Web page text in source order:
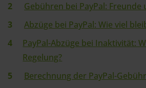
Gebühren bei PayPal: Freunde
Abzüge bei PayPal: Wie viel
PayPal-Abzüge bei Inaktivität:
Regelung?
Berechnung der PayPal-